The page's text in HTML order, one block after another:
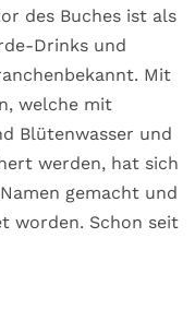
des Buches ist als
Drinks und
Mit
welche mit
Blütenwasser und
werden, hat sich
gemacht und
worden. Schon seit